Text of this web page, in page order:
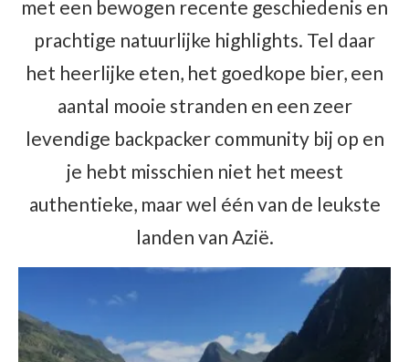
met een bewogen recente geschiedenis en
prachtige natuurlijke highlights. Tel daar
het heerlijke eten, het goedkope bier, een
aantal mooie stranden en een zeer
levendige backpacker community bij op en
je hebt misschien niet het meest
authentieke, maar wel één van de leukste
landen van Azië.